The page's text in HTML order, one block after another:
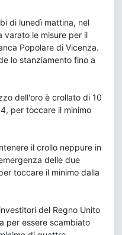
di lunedì mattina, nel
varato le misure per il
Popolare di Vicenza.
lo stanziamento fino a
dell'oro è crollato di 10
per toccare il minimo
il crollo neppure in
delle due
toccare il minimo dalla
del Regno Unito
per essere scambiato